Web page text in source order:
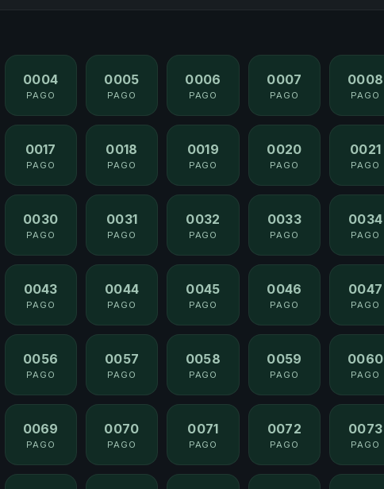
0004
PAGO
0005
PAGO
0006
PAGO
0007
PAGO
0008
PAGO
0017
PAGO
0018
PAGO
0019
PAGO
0020
PAGO
0021
PAGO
0030
PAGO
0031
PAGO
0032
PAGO
0033
PAGO
0034
PAGO
0043
PAGO
0044
PAGO
0045
PAGO
0046
PAGO
0047
PAGO
0056
PAGO
0057
PAGO
0058
PAGO
0059
PAGO
0060
PAGO
0069
PAGO
0070
PAGO
0071
PAGO
0072
PAGO
0073
PAGO